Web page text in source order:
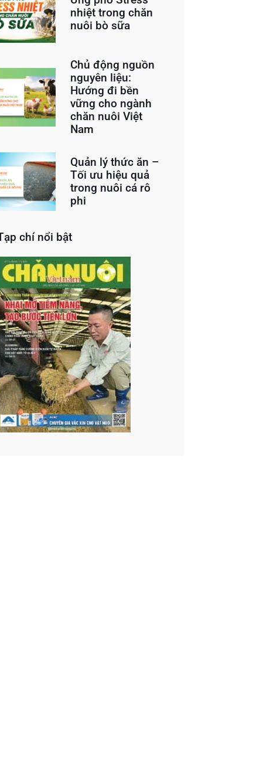
nhiệt trong chăn
nuôi bò sữa
Chủ động nguồn
nguyên liệu:
Hướng đi bền
vững cho ngành
chăn nuôi Việt
Nam
Quản lý thức ăn –
Tối ưu hiệu quả
trong nuôi cá rô
phi
chí nổi bật